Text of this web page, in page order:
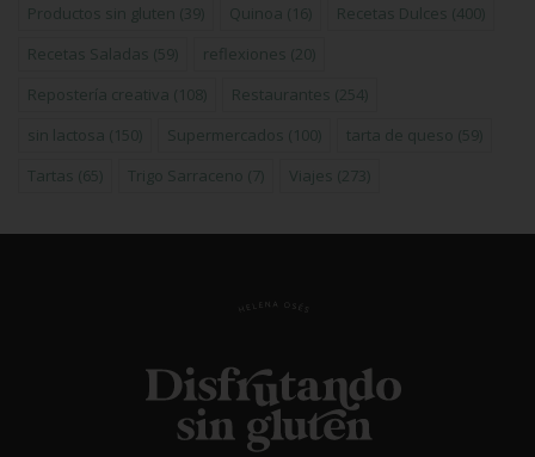
Productos sin gluten (39) Quinoa (16) Recetas Dulces (400)
Recetas Saladas (59) reflexiones (20)
Repostería creativa (108) Restaurantes (254)
sin lactosa (150) Supermercados (100) tarta de queso (59)
Tartas (65) Trigo Sarraceno (7) Viajes (273)